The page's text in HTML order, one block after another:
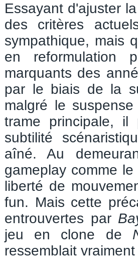
Essayant d'ajuster
des critères
sympathique, mais
en reformulation
marquants des
par le biais de la
malgré le
trame principale,
subtilité
aîné. Au
gameplay comme
liberté de
fun. Mais cette
entrouvertes par
jeu en clone de
ressemblait